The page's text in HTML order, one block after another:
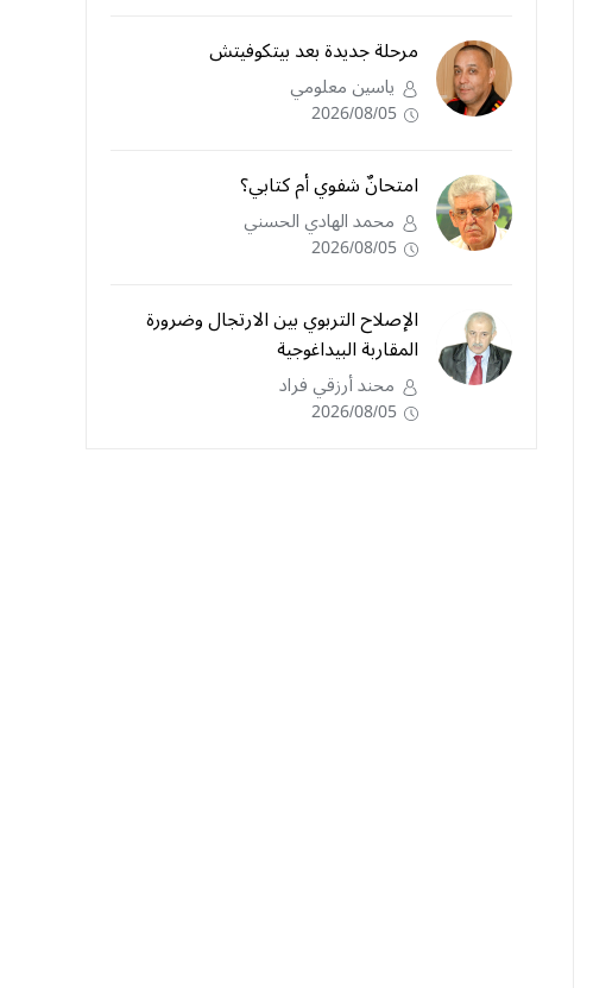
مرحلة جديدة بعد بيتكوفيتش
ياسين معلومي
2026/08/05
امتحانٌ شفوي أم كتابي؟
محمد الهادي الحسني
2026/08/05
الإصلاح التربوي بين الارتجال وضرورة
المقاربة البيداغوجية
محند أرزقي فراد
2026/08/05